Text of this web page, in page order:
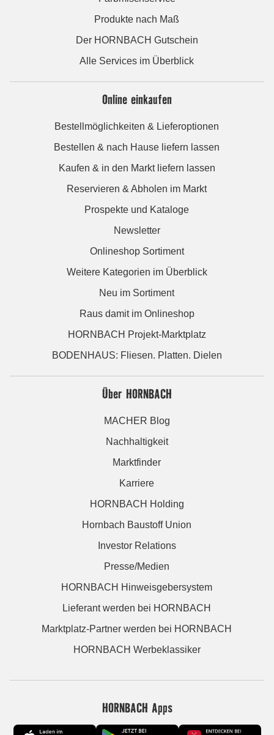
Produkte nach Maß
Der HORNBACH Gutschein
Alle Services im Überblick
Online einkaufen
Bestellmöglichkeiten & Lieferoptionen
Bestellen & nach Hause liefern lassen
Kaufen & in den Markt liefern lassen
Reservieren & Abholen im Markt
Prospekte und Kataloge
Newsletter
Onlineshop Sortiment
Weitere Kategorien im Überblick
Neu im Sortiment
Raus damit im Onlineshop
HORNBACH Projekt-Marktplatz
BODENHAUS: Fliesen. Platten. Dielen
Über HORNBACH
MACHER Blog
Nachhaltigkeit
Marktfinder
Karriere
HORNBACH Holding
Hornbach Baustoff Union
Investor Relations
Presse/Medien
HORNBACH Hinweisgebersystem
Lieferant werden bei HORNBACH
Marktplatz-Partner werden bei HORNBACH
HORNBACH Werbeklassiker
HORNBACH Apps